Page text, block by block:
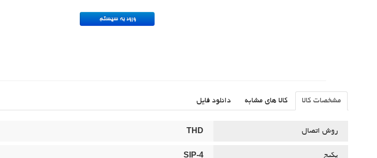
مشخصات کالا کالا های مشابه دانلود فایل
روش اتصال THD
پکيج SIP-4